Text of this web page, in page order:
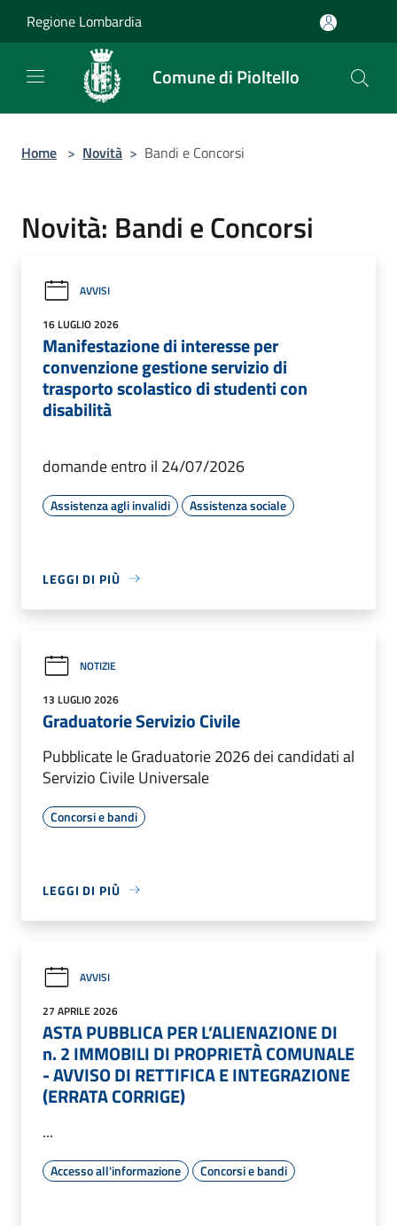
Regione Lombardia
Comune di Pioltello
Home > Novità > Bandi e Concorsi
Novità: Bandi e Concorsi
AVVISI
16 LUGLIO 2026
Manifestazione di interesse per
convenzione gestione servizio di
trasporto scolastico di studenti con
disabilità
domande entro il 24/07/2026
Assistenza agli invalidi Assistenza sociale
LEGGI DI PIÙ
NOTIZIE
13 LUGLIO 2026
Graduatorie Servizio Civile
Pubblicate le Graduatorie 2026 dei candidati al
Servizio Civile Universale
Concorsi e bandi
LEGGI DI PIÙ
AVVISI
27 APRILE 2026
ASTA PUBBLICA PER L’ALIENAZIONE DI
n. 2 IMMOBILI DI PROPRIETÀ COMUNALE
- AVVISO DI RETTIFICA E INTEGRAZIONE
(ERRATA CORRIGE)
...
Accesso all'informazione Concorsi e bandi